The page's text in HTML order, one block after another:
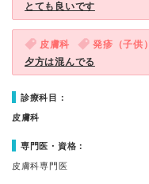
とても良いです
皮膚科 発疹（子供）
夕方は混んでる
診療科目：
皮膚科
専門医・資格：
皮膚科専門医